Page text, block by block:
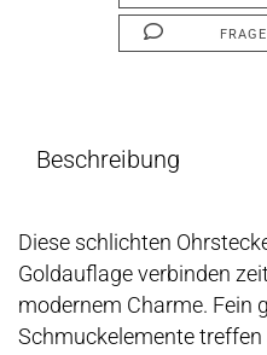
Beschreibung
Diese schlichten
Goldauflage verbinden
modernem Charme. Fein
Schmuckelemente